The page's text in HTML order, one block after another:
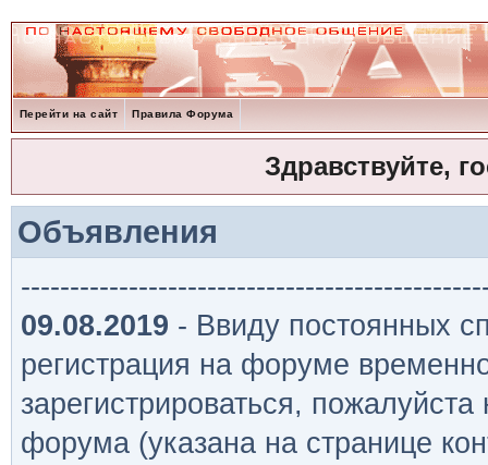
Перейти на сайт Правила Форума
Здравствуйте,
Объявления
09.08.2019 - Ввиду постоянных
регистрация на форуме
зарегистрироваться,
форума (указана на странице